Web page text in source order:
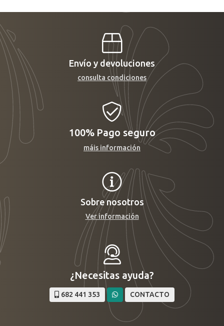
Envío y devoluciones
consulta condiciones
100% Pago seguro
máis información
Sobre nosotros
Ver información
¿Necesitas ayuda?
682 441 353 CONTACTO